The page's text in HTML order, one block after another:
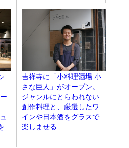
吉祥寺に「小料理酒場 小
さな巨人」がオープン。
ジャンルにとらわれない
創作料理と、厳選したワ
インや日本酒をグラスで
楽しませる